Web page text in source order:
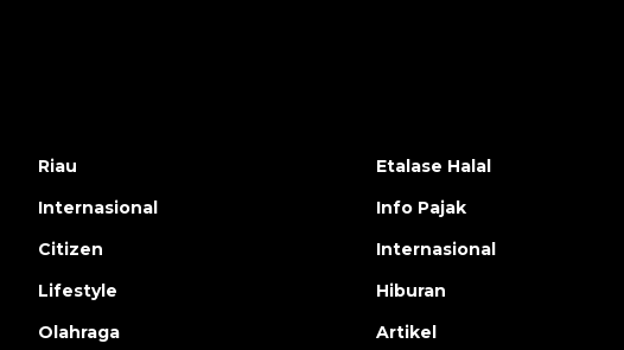
Riau
Internasional
Citizen
Lifestyle
Olahraga
Etalase Halal
Info Pajak
Internasional
Hiburan
Artikel